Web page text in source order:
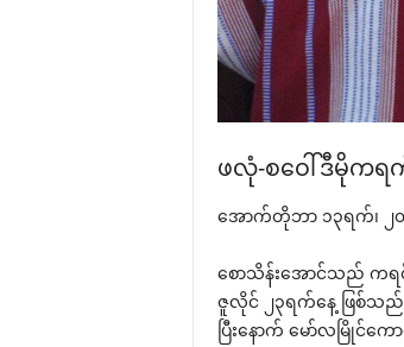
ဖလုံ-စ‌ဝေါ်ဒီမိုကရက်
အောက်တိုဘာ ၁၃ရက်၊ ၂၀
စောသိန်း‌အောင်သည် ကရင်
ဇူလိုင် ၂၃ရက်‌နေ့ ဖြစ်သည်
ပြီး‌နောက် ‌မော်လမြိုင်‌